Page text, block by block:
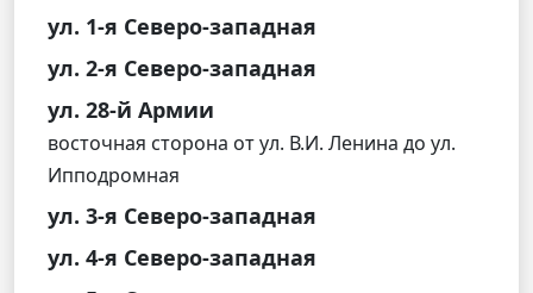
ул. 1-я Северо-западная
ул. 2-я Северо-западная
ул. 28-й Армии
восточная сторона от ул. В.И. Ленина до ул.
Ипподромная
ул. 3-я Северо-западная
ул. 4-я Северо-западная